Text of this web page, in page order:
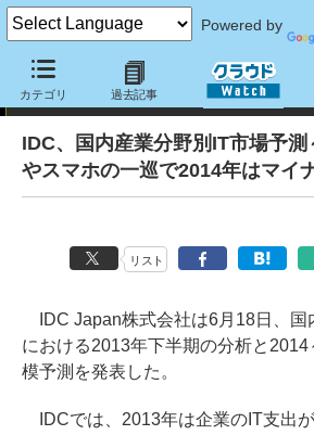
Powered by
カテゴリ 過去記事
ニュース
IDC、国内産業分野別IT市場予
やスマホの一巡で2014年はマイ
リスト
IDC Japan株式会社は6月18日、国
における2013年下半期の分析と2014
模予測を発表した。
IDCでは、2013年は企業のIT支出